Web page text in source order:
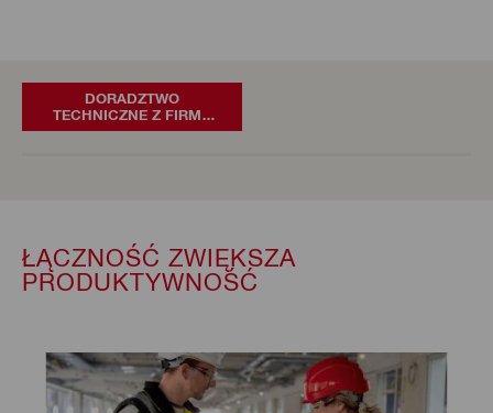
DORADZTWO
TECHNICZNE Z FIRMĄ
HILTI
ŁĄCZNOŚĆ ZWIĘKSZA
PRODUKTYWNOŚĆ